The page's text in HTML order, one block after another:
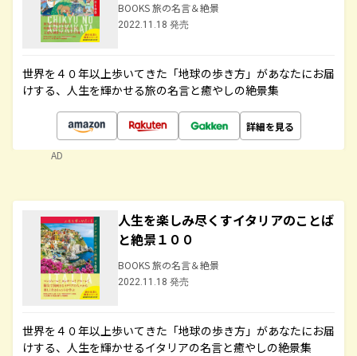
BOOKS 旅の名言＆絶景
2022.11.18 発売
世界を４０年以上歩いてきた「地球の歩き方」があなたにお届
けする、人生を輝かせる旅の名言と癒やしの絶景集
詳細を見る
AD
人生を楽しみ尽くすイタリアのことば
と絶景１００
BOOKS 旅の名言＆絶景
2022.11.18 発売
世界を４０年以上歩いてきた「地球の歩き方」があなたにお届
けする、人生を輝かせるイタリアの名言と癒やしの絶景集